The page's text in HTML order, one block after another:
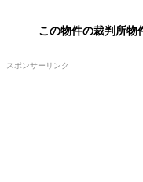
この物件の裁判所物
スポンサーリンク